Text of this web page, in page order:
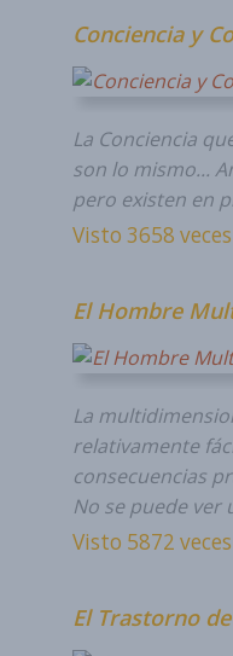
Conciencia y
La Conciencia
son lo mismo...
pero existen en
Visto 3658 veces
El Hombre
La
relativamente
consecuencias
No se puede ver
Visto 5872 veces
El Trastorno